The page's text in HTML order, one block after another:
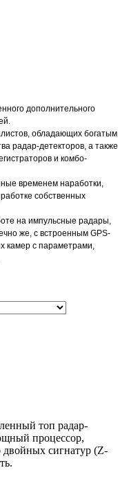
дополнительного
обладающих богатым
радар-детекторов, а также
и комбо-
временем наработки,
собственных
на импульсные радары,
же, с встроенным GPS-
камер с параметрами,
топ радар-
процессор,
сигнатур (Z-